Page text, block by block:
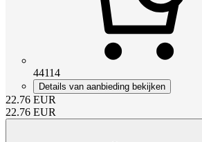
44114
Details van aanbieding bekijken
22.76 EUR
22.76 EUR